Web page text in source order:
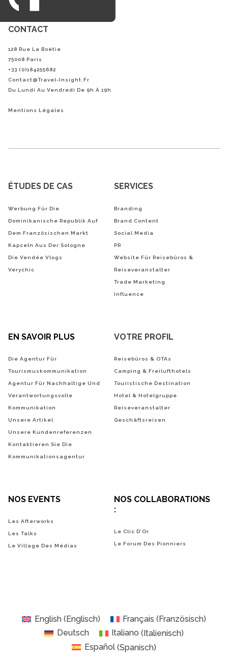
CONTACT
128 Rue La Boétie
75008 Paris
+33 (0)184255682
Contact@Travel-Insight.fr
Du Lundi Au Vendredi De 9h À 19h
Mentions Légales
ÉTUDES DE CAS
Werbung Für Die
Dominikanische Republik Auf
Dem Französischen Markt
Kapseln Aus Der Sologne
Die Vendée Vlogs
Verychic
SERVICES
Branding
Brand Content
Social Media
PR
Website Für Reisebüros &
Reiseveranstalter
Trade Marketing
Influence
EN SAVOIR PLUS
Die Agentur Für
Tourismuskommunikation
Agentur Für Nachhaltige Und
Verantwortungsvolle
Kommunikation
Unsere Artikel
Unsere Kundenreferenzen
Kontaktieren Sie Die
Kommunikationsagentur
VOTRE PROFIL
Reisebüros & OTAs
Camping & Freilufthotels
Touristische Destination
Hotel & Hotelgruppe
Reiseveranstalter
Geschäftsreisen
NOS EVENTS
Les Afterworks
Les Talks
Le Village Des Médias
NOS COLLABORATIONS
:
Le Clic D’Or
Le Forum Des Pionniers
English(Englisch) Français (Französisch)
Deutsch
Italiano (Italienisch)
Español(Spanisch)